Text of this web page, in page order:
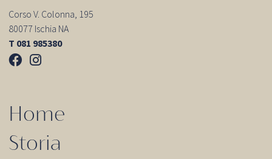
Corso V. Colonna, 195
80077 Ischia NA
T 081 985380
Home
Storia